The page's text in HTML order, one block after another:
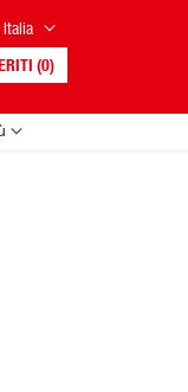
Italia
(0)